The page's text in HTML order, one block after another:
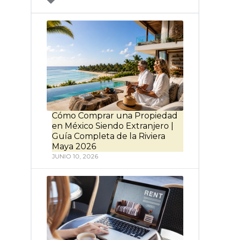
Cómo Comprar una Propiedad
en México Siendo Extranjero |
Guía Completa de la Riviera
Maya 2026
JUNIO 10, 2026